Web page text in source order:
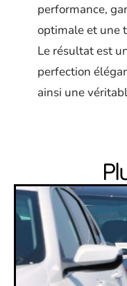
performance,
optimale et une
Le résultat est
perfection
ainsi une